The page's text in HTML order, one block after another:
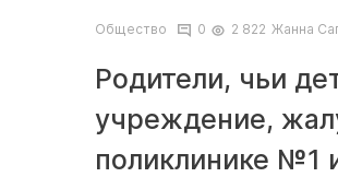
Общество 0 2 822 Жанна
Родители, чьи
учреждение,
поликлинике №1